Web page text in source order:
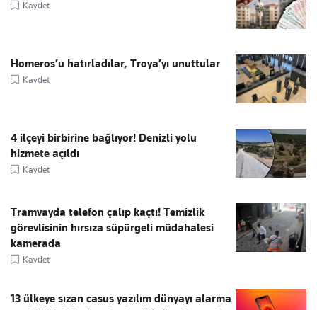
Kaydet
Homeros’u hatırladılar, Troya’yı unuttular
Kaydet
4 ilçeyi birbirine bağlıyor! Denizli yolu
hizmete açıldı
Kaydet
Tramvayda telefon çalıp kaçtı! Temizlik
görevlisinin hırsıza süpürgeli müdahalesi
kamerada
Kaydet
13 ülkeye sızan casus yazılım dünyayı alarma